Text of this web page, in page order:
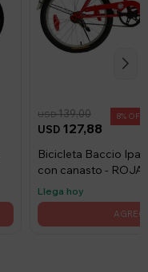
USD 127,88
USD139,00 8
Bicicleta Baccio
con canasto - ROJA
Llega hoy